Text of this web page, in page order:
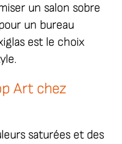
un salon sobre
un bureau
est le choix
Art chez
saturées et des